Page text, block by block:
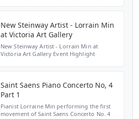
New Steinway Artist - Lorrain Min
at Victoria Art Gallery
New Steinway Artist - Lorrain Min at
Victoria Art Gallery Event Highlight
Saint Saens Piano Concerto No, 4
Part 1
Pianist Lorraine Min performing the first
movement of Saint Saens Concerto No. 4